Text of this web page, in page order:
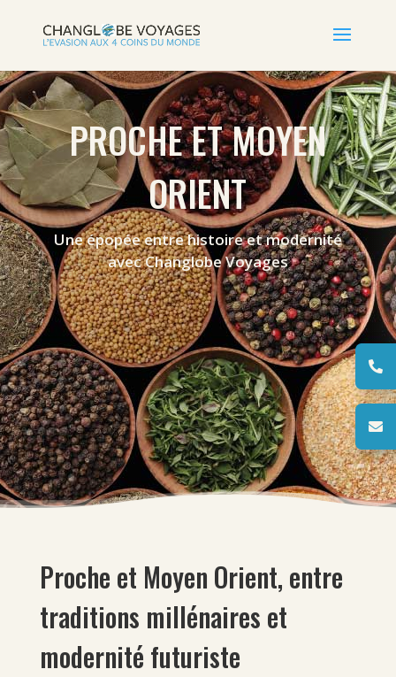
PROCHE ET MOYEN
ORIENT
Une épopée entre histoire et modernité
avec Changlobe Voyages


Proche et Moyen Orient, entre
traditions millénaires et
modernité futuriste